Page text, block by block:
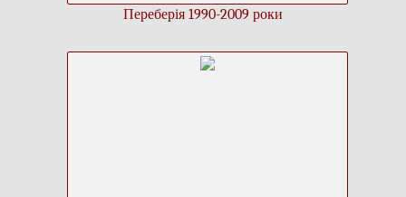
Переберія 1990-2009 роки